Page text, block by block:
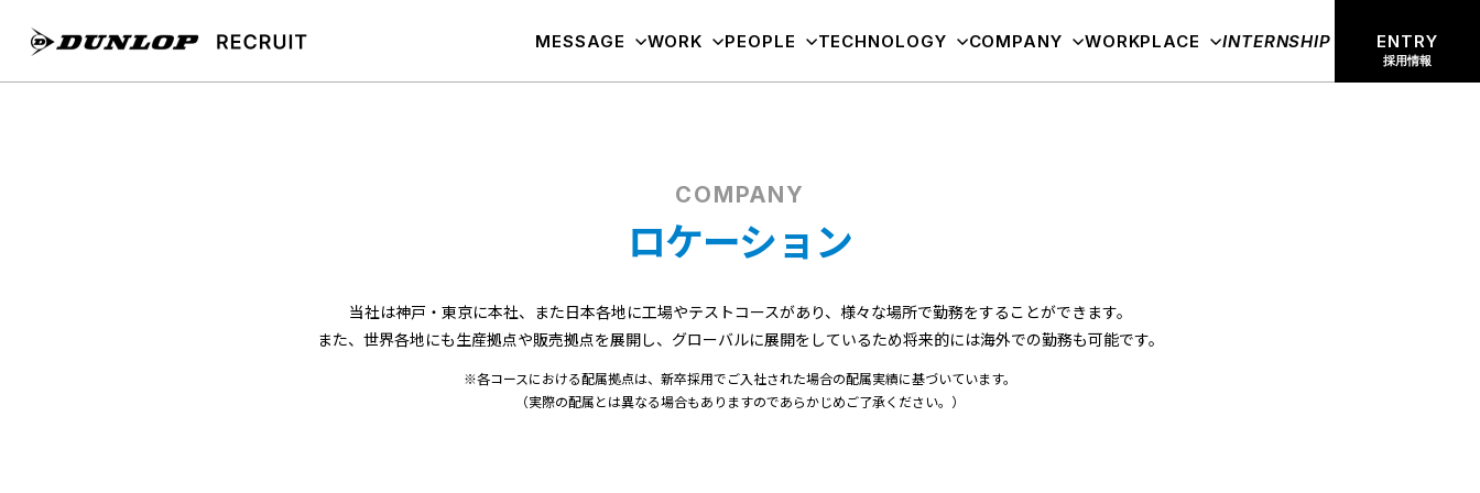
MESSAGE WORK PEOPLE TECHNOLOGY COMPANY WORKPLACE INTERNSHIP ENTRY
採用情報
COMPANY
ロケーション
当社は神戸・東京に本社、また日本各地に工場やテストコースがあり、様々な場所で勤務をすることができます。
また、世界各地にも生産拠点や販売拠点を展開し、グローバルに展開をしているため将来的には海外での勤務も可能です。
※各コースにおける配属拠点は、新卒採用でご入社された場合の配属実績に基づいています。
（実際の配属とは異なる場合もありますのであらかじめご了承ください。）